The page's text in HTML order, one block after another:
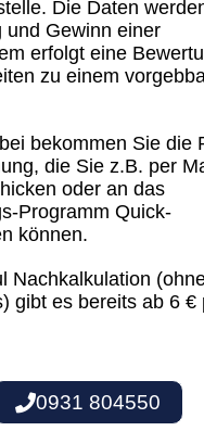
Die Daten
und Gewinn einer
erfolgt eine
zu einem
bekommen Sie die
die Sie z.B. per
oder an das
Programm Quick-
können.
Nachkalkulation
gibt es bereits ab 6 €
0931 804550